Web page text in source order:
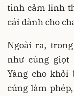
tình cảm linh
cái dành cho
Ngoài ra,
như cúng giọt
Yàng cho khỏi
cúng làm